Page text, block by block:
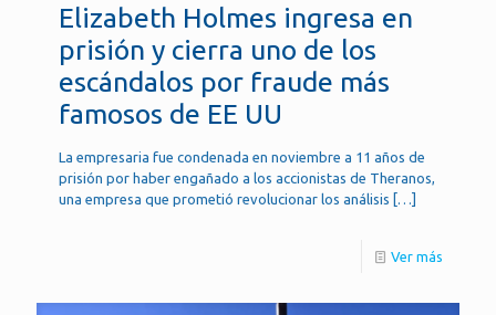
Elizabeth Holmes ingresa en
prisión y cierra uno de los
escándalos por fraude más
famosos de EE UU
La empresaria fue condenada en noviembre a 11 años de
prisión por haber engañado a los accionistas de Theranos,
una empresa que prometió revolucionar los análisis […]
Ver más